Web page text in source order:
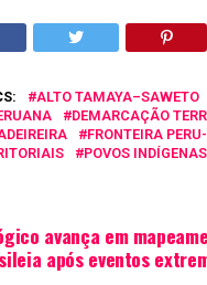
ALTO TAMAYA–SAWETO
DEMARCAÇÃO
FRONTEIRA
POVOS INDÍGENAS
avança em
após eventos